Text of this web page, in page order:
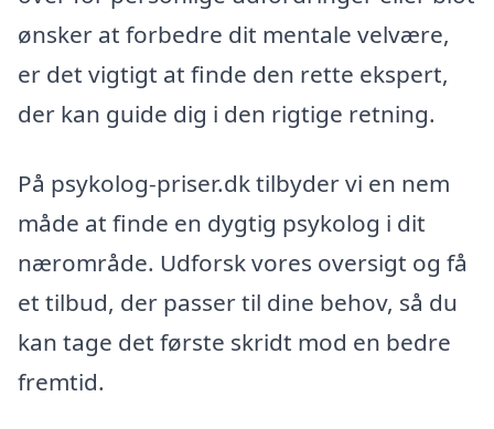
ønsker at forbedre dit mentale velvære,
er det vigtigt at finde den rette ekspert,
der kan guide dig i den rigtige retning.
På psykolog-priser.dk tilbyder vi en nem
måde at finde en dygtig psykolog i dit
nærområde. Udforsk vores oversigt og få
et tilbud, der passer til dine behov, så du
kan tage det første skridt mod en bedre
fremtid.